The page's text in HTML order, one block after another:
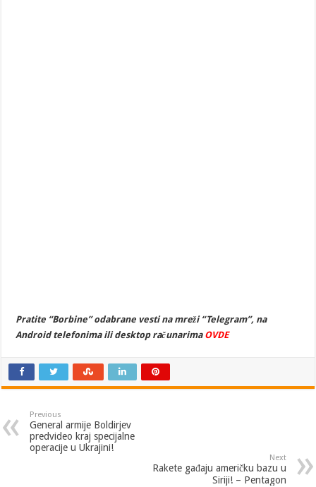
Pratite “Borbine” odabrane vesti na mreži “Telegram”, na
Android telefonima ili desktop računarima OVDE
Previous
General armije Boldirjev
predvideo kraj specijalne
operacije u Ukrajini!
Next
Rakete gađaju američku bazu u
Siriji! – Pentagon